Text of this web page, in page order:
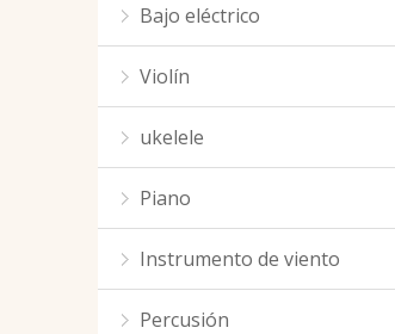
Bajo eléctrico
Violín
ukelele
Piano
Instrumento de viento
Percusión